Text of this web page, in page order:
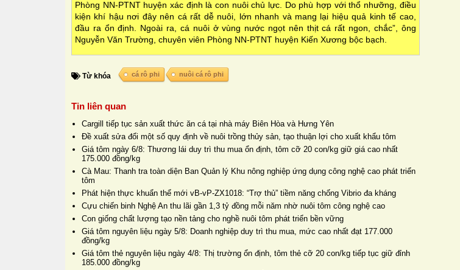
Phòng NN-PTNT huyện xác định là con nuôi chủ lực. Do phù hợp với thổ nhưỡng, điều
kiện khí hậu nơi đây nên cá rất dễ nuôi, lớn nhanh và mang lại hiệu quả kinh tế cao,
đầu ra ổn định. Ngoài ra, cá nuôi ở vùng nước ngọt nên thịt cá rất ngon, chắc”, ông
Nguyễn Văn Trường, chuyên viên Phòng NN-PTNT huyện Kiến Xương bộc bạch.
Từ khóa cá rô phi nuôi cá rô phi
Tin liên quan
Cargill tiếp tục sản xuất thức ăn cá tại nhà máy Biên Hòa và Hưng Yên
Đề xuất sửa đổi một số quy định về nuôi trồng thủy sản, tạo thuận lợi cho xuất khẩu tôm
Giá tôm ngày 6/8: Thương lái duy trì thu mua ổn định, tôm cỡ 20 con/kg giữ giá cao nhất
175.000 đồng/kg
Cà Mau: Thanh tra toàn diện Ban Quản lý Khu nông nghiệp ứng dụng công nghệ cao phát triển
tôm
Phát hiện thực khuẩn thể mới vB-vP-ZX1018: “Trợ thủ” tiềm năng chống Vibrio đa kháng
Cựu chiến binh Nghệ An thu lãi gần 1,3 tỷ đồng mỗi năm nhờ nuôi tôm công nghệ cao
Con giống chất lượng tạo nền tảng cho nghề nuôi tôm phát triển bền vững
Giá tôm nguyên liệu ngày 5/8: Doanh nghiệp duy trì thu mua, mức cao nhất đạt 177.000
đồng/kg
Giá tôm thẻ nguyên liệu ngày 4/8: Thị trường ổn định, tôm thẻ cỡ 20 con/kg tiếp tục giữ đỉnh
185.000 đồng/kg